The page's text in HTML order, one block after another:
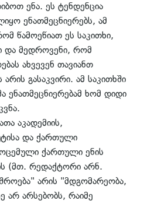
ენა. ეს ტენდენცია
ენათმეცნიერებს, ამ
წამოეწიათ ეს საკითხი,
და მედროვენი, რომ
ახვევენ თავიანთ
გასაკვირი. ამ საკითხში
ენათმეცნიერებამ ხომ დიდი
აკადემიის,
და ქართული
ქართული ენის
(მთ. რედაქტორი არნ.
არის "მდგომარეობა,
არ არსებობს, რაიმე